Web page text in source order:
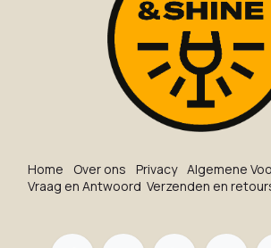
Ho​me O​ve​r on​s Privacy Algemene
Vraag en Antwoord Verzenden en